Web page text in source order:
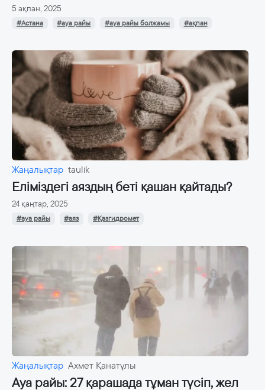
5 ақпан, 2025
#Астана #ауа райы #ауа райы болжамы #ақпан
Жаңалықтар taulik
Еліміздегі аяздың беті қашан қайтады?
24 қаңтар, 2025
#ауа райы #аяз #Қазгидромет
Жаңалықтар Ахмет Қанатұлы
Ауа райы: 27 қарашада тұман түсіп, жел